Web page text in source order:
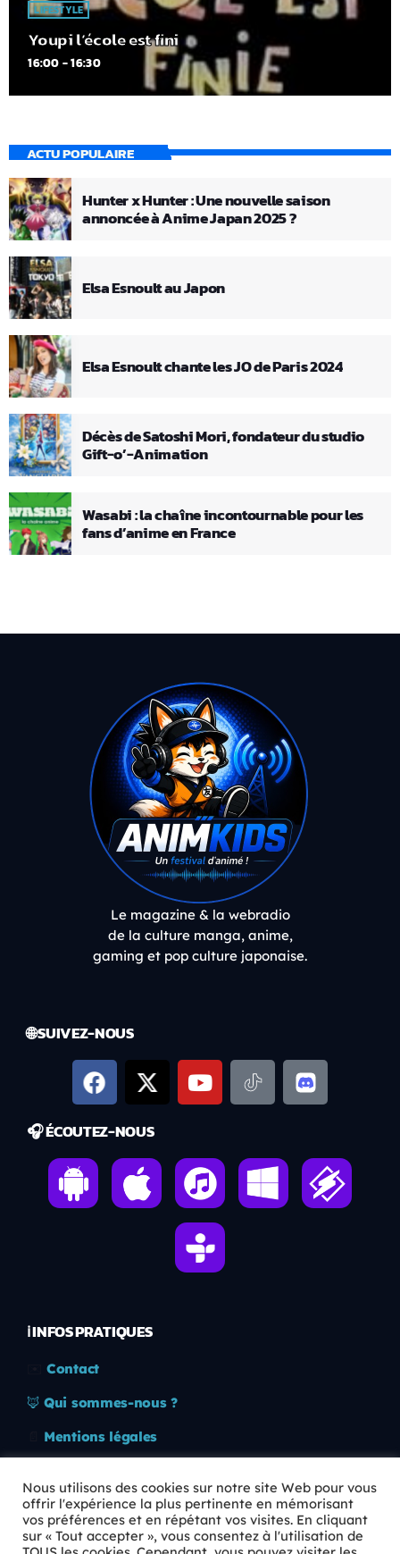
LIFESTYLE
Youpi l’école est fini
16:00 - 16:30
ACTU POPULAIRE
Hunter x Hunter : Une nouvelle saison
annoncée à Anime Japan 2025 ?
Elsa Esnoult au Japon
Elsa Esnoult chante les JO de Paris 2024
Décès de Satoshi Mori, fondateur du studio
Gift-o’-Animation
Wasabi : la chaîne incontournable pour les
fans d’anime en France
Le magazine & la webradio
de la culture manga, anime,
gaming et pop culture japonaise.
🌐 SUIVEZ-NOUS
🎧 ÉCOUTEZ-NOUS
ℹ️ INFOS PRATIQUES
Contact
🦊 Qui sommes-nous ?
Mentions légales
🛡️ RGPD
Copyright © 2026 Animkids. Tous droits réservés.
Nous utilisons des cookies sur notre site Web pour vous
offrir l'expérience la plus pertinente en mémorisant
vos préférences et en répétant vos visites. En cliquant
sur « Tout accepter », vous consentez à l'utilisation de